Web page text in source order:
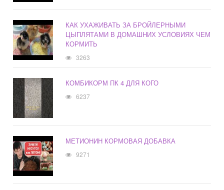
КАК УХАЖИВАТЬ ЗА БРОЙЛЕРНЫМИ
ЦЫПЛЯТАМИ В ДОМАШНИХ УСЛОВИЯХ ЧЕМ
КОРМИТЬ
3263
КОМБИКОРМ ПК 4 ДЛЯ КОГО
6237
МЕТИОНИН КОРМОВАЯ ДОБАВКА
9271